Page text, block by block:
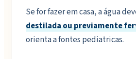
Se for fazer em casa, a água
destilada ou previamente
orienta a fontes pediatricas.